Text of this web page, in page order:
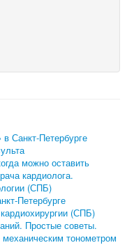
Санкт-Петербурге
можно оставить
кардиолога.
(СПБ)
Петербурге
(СПБ)
Простые советы.
тонометром